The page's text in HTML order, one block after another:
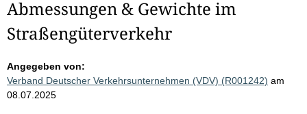
Abmessungen & Gewichte im
Straßengüterverkehr
Angegeben von:
Verband Deutscher Verkehrsunternehmen (VDV) (R001242) am
08.07.2025